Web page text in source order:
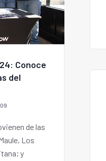
Conoce
del
de las
Los
y